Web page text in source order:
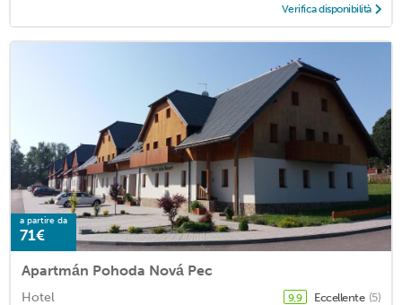
Verifica disponibilità
a partire da
71€
Apartmán Pohoda Nová Pec
Hotel 9,9 Eccellente (5)